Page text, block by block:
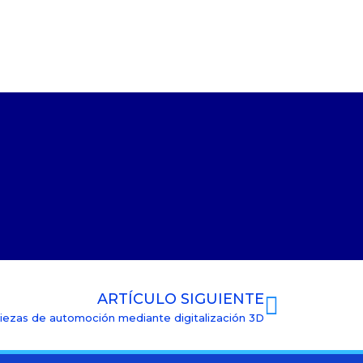
ARTÍCULO SIGUIENTE
de automoción mediante digitalización 3D